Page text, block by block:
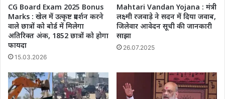
CG Board Exam 2025 Bonus
Marks : खेल में उत्कृष्ट प्रदर्शन करने
वाले छात्रों को बोर्ड में मिलेगा
अतिरिक्त अंक, 1852 छात्रों को होगा
फायदा
15.03.2026
Mahtari Vandan Yojana : मंत्री
लक्ष्मी रजवाड़े ने सदन में दिया जवाब,
जिलेवार आवेदन सूची की जानकारी
साझा
26.07.2025